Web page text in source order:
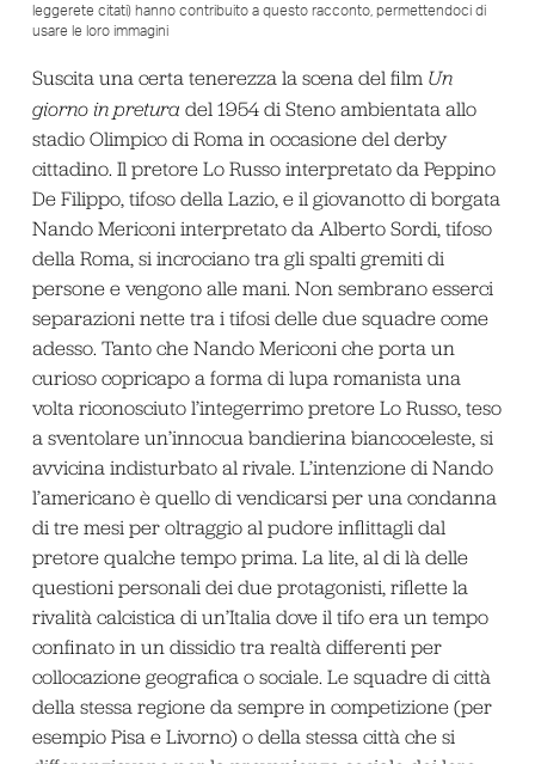
leggerete citati) hanno contribuito a questo racconto, permettendoci di
usare le loro immagini
Suscita una certa tenerezza la scena del film Un
giorno in pretura del 1954 di Steno ambientata allo
stadio Olimpico di Roma in occasione del derby
cittadino. Il pretore Lo Russo interpretato da Peppino
De Filippo, tifoso della Lazio, e il giovanotto di borgata
Nando Mericoni interpretato da Alberto Sordi, tifoso
della Roma, si incrociano tra gli spalti gremiti di
persone e vengono alle mani. Non sembrano esserci
separazioni nette tra i tifosi delle due squadre come
adesso. Tanto che Nando Mericoni che porta un
curioso copricapo a forma di lupa romanista una
volta riconosciuto l’integerrimo pretore Lo Russo, teso
a sventolare un’innocua bandierina biancoceleste, si
avvicina indisturbato al rivale. L’intenzione di Nando
l’americano è quello di vendicarsi per una condanna
di tre mesi per oltraggio al pudore inflittagli dal
pretore qualche tempo prima. La lite, al di là delle
questioni personali dei due protagonisti, riflette la
rivalità calcistica di un’Italia dove il tifo era un tempo
confinato in un dissidio tra realtà differenti per
collocazione geografica o sociale. Le squadre di città
della stessa regione da sempre in competizione (per
esempio Pisa e Livorno) o della stessa città che si